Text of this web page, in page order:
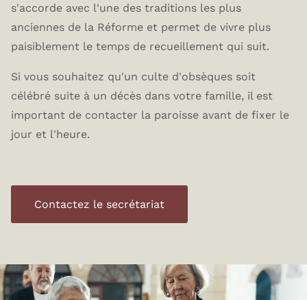
s'accorde avec l'une des traditions les plus
anciennes de la Réforme et permet de vivre plus
paisiblement le temps de recueillement qui suit.
Si vous souhaitez qu'un culte d'obsèques soit
célébré suite à un décès dans votre famille, il est
important de contacter la paroisse avant de fixer le
jour et l'heure.
Contactez le secrétariat